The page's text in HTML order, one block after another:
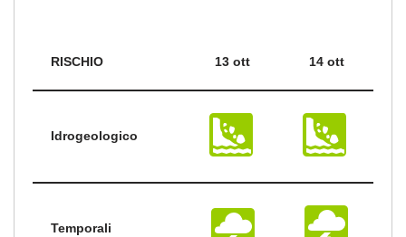
RISCHIO 13 ott 14 ott
Idrogeologico
Temporali